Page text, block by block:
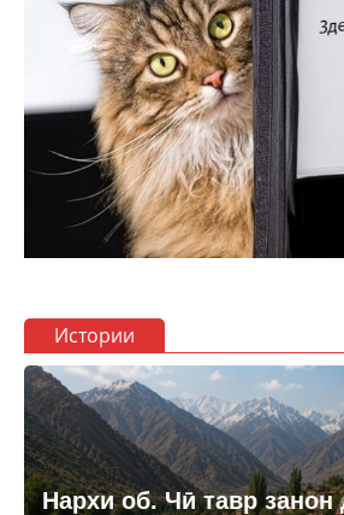
Истории
Нархи об. Чӣ тавр занон